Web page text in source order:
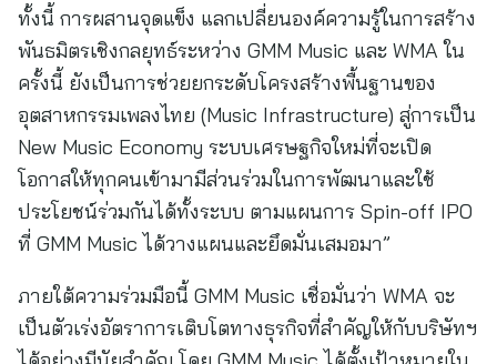
ทั้งนี้ การผสานจุดแข็ง แลกเปลี่ยนองค์ความรู้ในการสร้าง
พันธมิตรเชิงกลยุทธ์ระหว่าง GMM Music และ WMA ใน
ครั้งนี้ ยังเป็นการช่วยยกระดับโครงสร้างพื้นฐานของ
อุตสาหกรรมเพลงไทย (Music Infrastructure) สู่การเป็น
New Music Economy ระบบเศรษฐกิจใหม่ที่จะเปิด
โอกาสให้ทุกคนเข้ามามีส่วนร่วมในการพัฒนาและใช้
ประโยชน์ร่วมกันได้ทั้งระบบ ตามแผนการ Spin-off IPO
ที่ GMM Music ได้วางแผนและยึดมั่นเสมอมา”
ภายใต้ความร่วมมือนี้ GMM Music เชื่อมั่นว่า WMA จะ
เป็นตัวเร่งอัตราการเติบโตทางธุรกิจที่สำคัญให้กับบริษัทฯ